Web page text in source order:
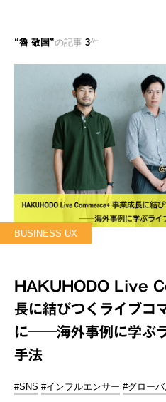
魯 敬国 の記事 3件
BUSINESS UX
HAKUHODO Live
長に結びつくライブコ
に──海外事例に学ぶ
手法
#SNS #インフルエンサー #グロー